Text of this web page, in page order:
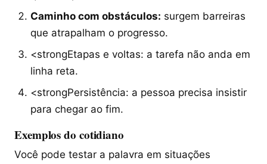
Caminho com obstáculos: surgem barreiras
que atrapalham o progresso.
<strongEtapas e voltas: a tarefa não anda em
linha reta.
<strongPersistência: a pessoa precisa insistir
para chegar ao fim.
Exemplos do cotidiano
Você pode testar a palavra em situações